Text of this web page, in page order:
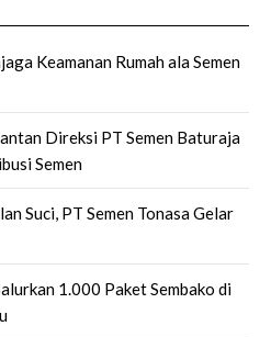
Keamanan Rumah ala Semen
Direksi PT Semen Baturaja
Semen
Suci, PT Semen Tonasa Gelar
1.000 Paket Sembako di